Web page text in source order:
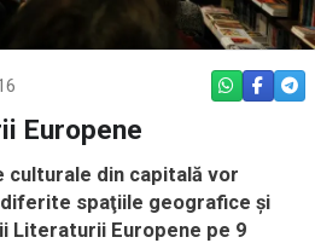
WHATSAPP
Europene
din capitală vor
spaţiile geografice şi
Literaturii Europene pe 9